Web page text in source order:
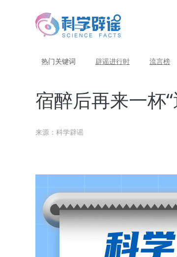
热门关键词 辟谣进行时 流言榜
宿醉后再来一杯
来源：科学辟谣